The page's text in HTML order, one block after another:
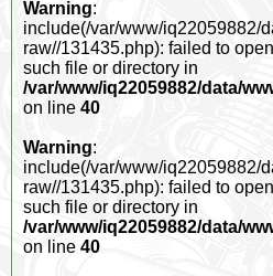
Warning:
include(/var/www/iq22059882/
raw//131435.php): failed to
such file or directory in
/var/www/iq22059882/data/
on line 40
Warning:
include(/var/www/iq22059882/
raw//131435.php): failed to
such file or directory in
/var/www/iq22059882/data/
on line 40